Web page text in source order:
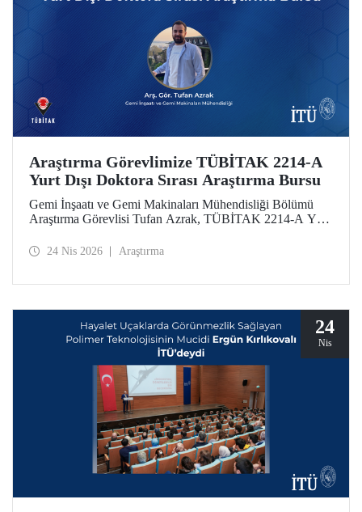
Araştırma Görevlimize TÜBİTAK 2214-A
Yurt Dışı Doktora Sırası Araştırma Bursu
Gemi İnşaatı ve Gemi Makinaları Mühendisliği Bölümü
Araştırma Görevlisi Tufan Azrak, TÜBİTAK 2214-A Yurt
desteklenmeye hak kazandı.
24 Nis 2026 Araştırma
24
Nis